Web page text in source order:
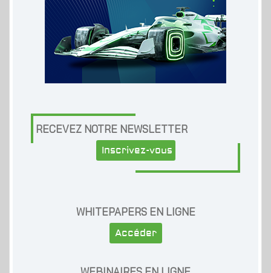
RECEVEZ NOTRE NEWSLETTER
Inscrivez-vous
WHITEPAPERS EN LIGNE
Accéder